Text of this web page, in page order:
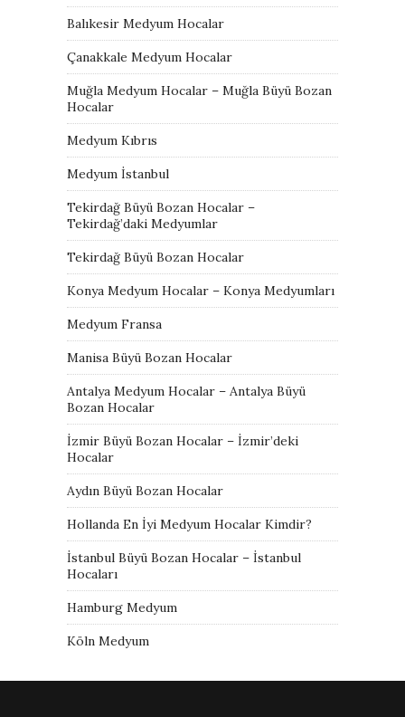
Balıkesir Medyum Hocalar
Çanakkale Medyum Hocalar
Muğla Medyum Hocalar – Muğla Büyü Bozan
Hocalar
Medyum Kıbrıs
Medyum İstanbul
Tekirdağ Büyü Bozan Hocalar –
Tekirdağ’daki Medyumlar
Tekirdağ Büyü Bozan Hocalar
Konya Medyum Hocalar – Konya Medyumları
Medyum Fransa
Manisa Büyü Bozan Hocalar
Antalya Medyum Hocalar – Antalya Büyü
Bozan Hocalar
İzmir Büyü Bozan Hocalar – İzmir’deki
Hocalar
Aydın Büyü Bozan Hocalar
Hollanda En İyi Medyum Hocalar Kimdir?
İstanbul Büyü Bozan Hocalar – İstanbul
Hocaları
Hamburg Medyum
Köln Medyum